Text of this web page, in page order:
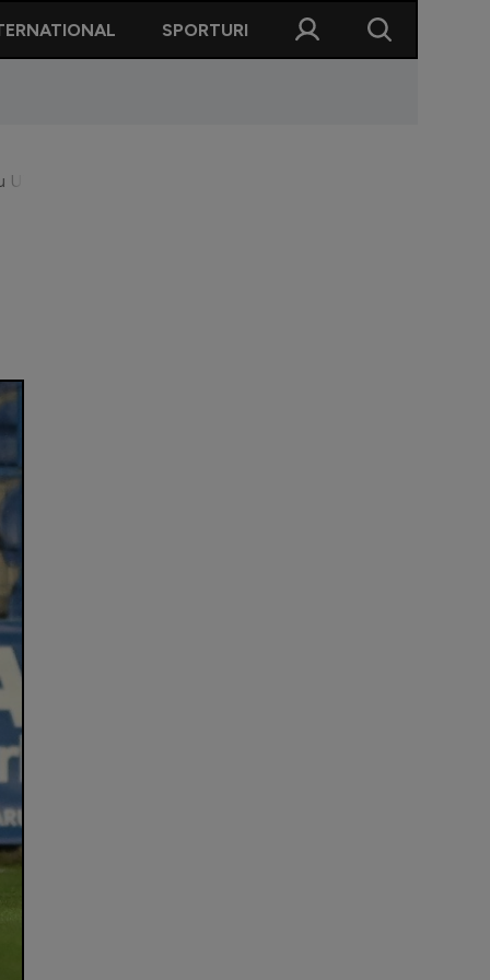
SPORTURI
”Echipa crește de la meci la meci”. Concluziile lui Andrej